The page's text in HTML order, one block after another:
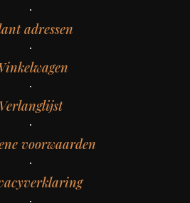
adressen
Verlanglijst
voorwaarden